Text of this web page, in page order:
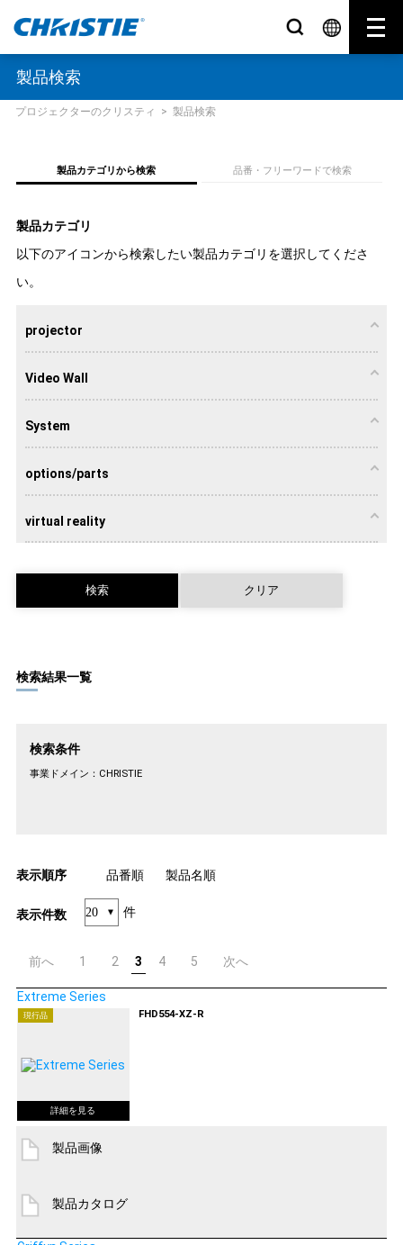
製品検索
プロジェクターのクリスティ > 製品検索
製品カテゴリから検索 品番・フリーワードで検索
製品カテゴリ
以下のアイコンから検索したい製品カテゴリを選択してくださ
い。
projector
projector
Video Wall
LED Video
LCD Panels
System
Image
players
tools
distribution
options/parts
virtual reality
virtual reality
検索結果一覧
検索条件
事業ドメイン： CHRISTIE
表示順序 品番順 製品名順
表示件数 件
前へ 1 2 3 4 5 次へ
Extreme Series
現行品 FHD554-XZ-R
製品画像
製品カタログ